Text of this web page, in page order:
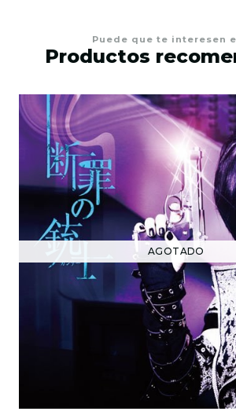
Puede que te interesen
Productos
AGOTADO